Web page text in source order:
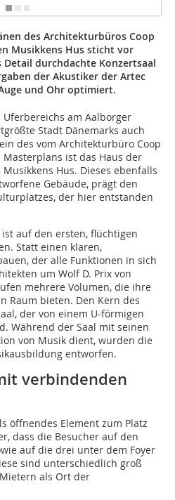
des Architekturbüros Coop
Musikkens Hus sticht vor
durchdachte Konzertsaal
der Akustiker der Artec
und Ohr optimiert.
am Aalborger
Stadt Dänemarks auch
des vom Architek­turbüro Coop
ist das Haus der
Hus. Dieses ebenfalls
Gebäude, prägt den
der hier entstanden
auf den ersten, flüchtigen
Statt einen klaren,
der alle Funktionen in sich
um Wolf D. Prix von
mehrere Volumen, die ihre
Raum bieten. Den Kern des
der von einem U-förmigen
Während der Saal mit seinen
von Musik dient, wurden die
entworfen.
verbindenden
öffnendes Element zum Platz
dass die Besucher auf den
auf die drei unter dem Foyer
sind unterschiedlich groß
als Ort der